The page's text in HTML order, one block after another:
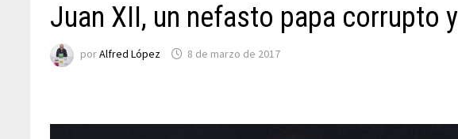
Juan XII, un nefasto papa corrupto
porAlfred López 8 de marzo de 2017